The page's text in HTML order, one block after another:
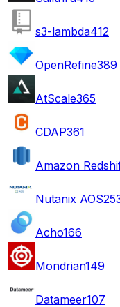
s3-lambda412
OpenRefine389
AtScale365
CDAP361
Amazon
Nutanix AOS
Acho166
Mondrian149
Datameer107